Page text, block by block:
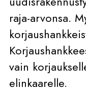
raja-arvonsa.
vain
elinkaarelle.